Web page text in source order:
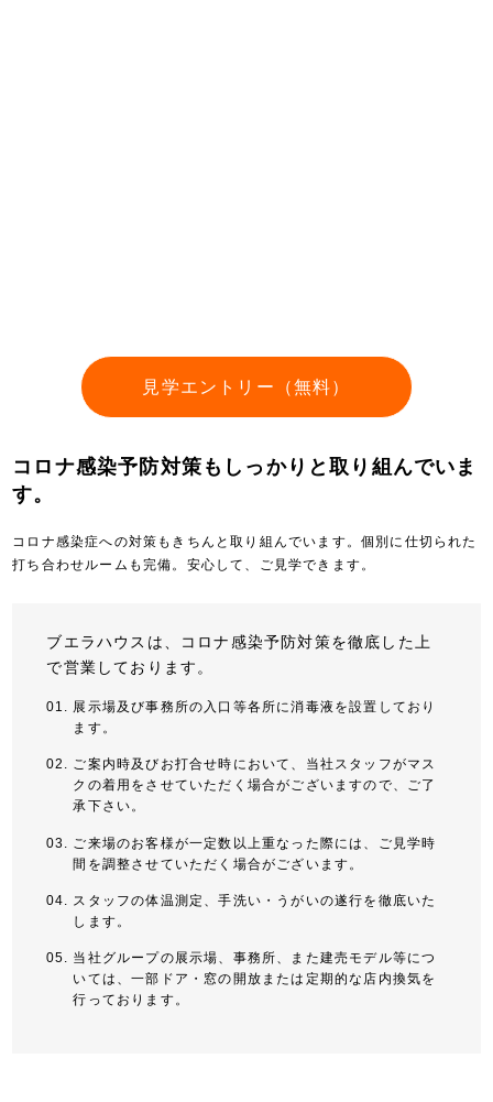
見学エントリー（無料）
コロナ感染予防対策もしっかりと取り組んでいま
す。
コロナ感染症への対策もきちんと取り組んでいます。個別に仕切られた
打ち合わせルームも完備。安心して、ご見学できます。
ブエラハウスは、コロナ感染予防対策を徹底した上
で営業しております。
展示場及び事務所の入口等各所に消毒液を設置しており
ます。
ご案内時及びお打合せ時において、当社スタッフがマス
クの着用をさせていただく場合がございますので、ご了
承下さい。
ご来場のお客様が一定数以上重なった際には、ご見学時
間を調整させていただく場合がございます。
スタッフの体温測定、手洗い・うがいの遂行を徹底いた
します。
当社グループの展示場、事務所、また建売モデル等につ
いては、一部ドア・窓の開放または定期的な店内換気を
行っております。